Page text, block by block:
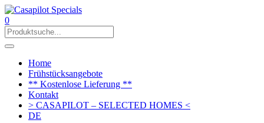
0
Home
Frühstücksangebote
** Kostenlose Lieferung **
Kontakt
> CASAPILOT – SELECTED HOMES <
DE